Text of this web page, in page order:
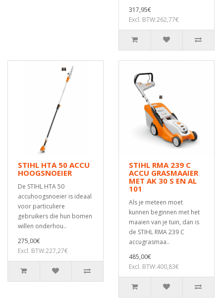
317,95€
Excl. BTW:262,77€
STIHL HTA 50 ACCU
HOOGSNOEIER
De STIHL HTA 50
accuhoogsnoeier is ideaal
voor particuliere
gebruikers die hun bomen
willen onderhou..
275,00€
Excl. BTW:227,27€
STIHL RMA 239 C
ACCU GRASMAAIER
MET AK 30 S EN AL
101
Als je meteen moet
kunnen beginnen met het
maaien van je tuin, dan is
de STIHL RMA 239 C
accugrasmaa..
485,00€
Excl. BTW:400,83€